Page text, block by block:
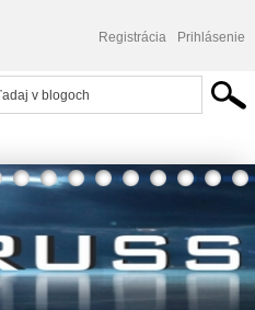
Registrácia Prihlásenie